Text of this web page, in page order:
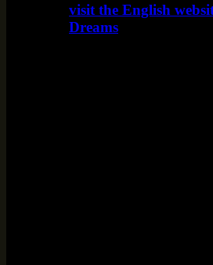
visit the English
Dreams